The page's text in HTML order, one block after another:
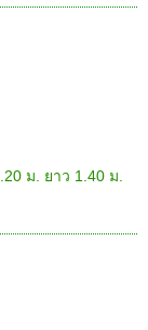
ม. ยาว 1.40 ม.